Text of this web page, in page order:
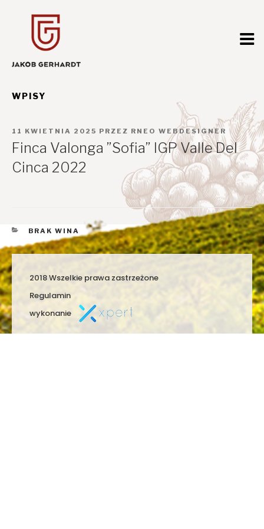
WPISY
OPUBLIKOWANE
W
11 KWIETNIA 2025 PRZEZ RNEO WEBDESIGNER
Finca Valonga ”Sofia” IGP Valle Del
Cinca 2022
KATEGORIE
BRAK WINA
2018 Wszelkie prawa zastrzeżone
Regulamin
wykonanie